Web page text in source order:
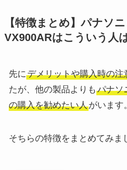
【特徴まとめ】パナソ
VX900ARはこういう人
先にデメリットや購入時の注
たが、他の製品よりも パナソ
の購入を勧めたい人がいます。
そちらの特徴をまとめてみま